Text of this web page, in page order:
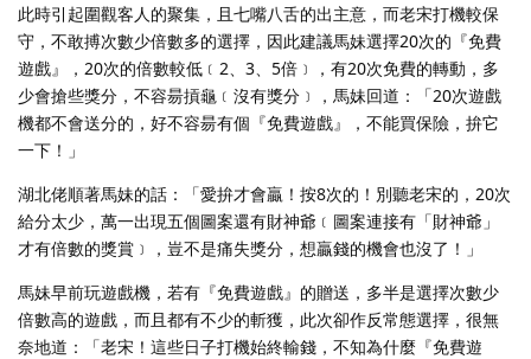
此時引起圍觀客人的聚集，且七嘴八舌的出主意，而老宋打機較保
守，不敢搏次數少倍數多的選擇，因此建議馬妹選擇20次的『免費
遊戲』，20次的倍數較低﹝2、3、5倍﹞，有20次免費的轉動，多
少會搶些獎分，不容昜摃龜﹝沒有獎分﹞，馬妹回道：「20次遊戲
機都不會送分的，好不容昜有個『免費遊戲』，不能買保險，拚它
一下！」
湖北佬順著馬妹的話：「愛拚才會贏！按8次的！別聽老宋的，20次
給分太少，萬一出現五個圖案還有財神爺﹝圖案連接有「財神爺」
才有倍數的獎賞﹞，豈不是痛失獎分，想贏錢的機會也沒了！」
馬妹早前玩遊戲機，若有『免費遊戲』的贈送，多半是選擇次數少
倍數高的遊戲，而且都有不少的斬獲，此次卻作反常態選擇，很無
奈地道：「老宋！這些日子打機始終輸錢，不知為什麼『免費遊